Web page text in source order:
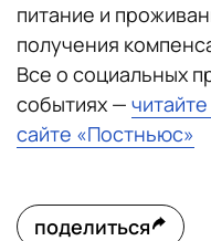
питание и
получения
Все о социальных
событиях —
сайте «Постньюс»
поделиться